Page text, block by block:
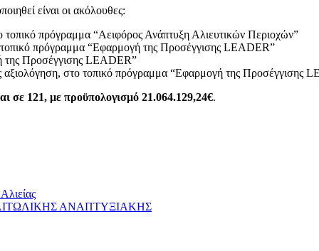
είναι οι ακόλουθες:
τοπικό πρόγραμμα “Αειφόρος Ανάπτυξη Αλιευτικών Περιοχών”
τοπικό πρόγραμμα “Εφαρμογή της Προσέγγισης LEADER”
της Προσέγγισης LEADER”
αξιολόγηση, στο τοπικό πρόγραμμα “Εφαρμογή της Προσέγγισης
σε 121, με προϋπολογισμό 21.064.129,24€.
ΑΙΤΩΛΙΚΗΣ ΑΝΑΠΤΥΞΙΑΚΗΣ